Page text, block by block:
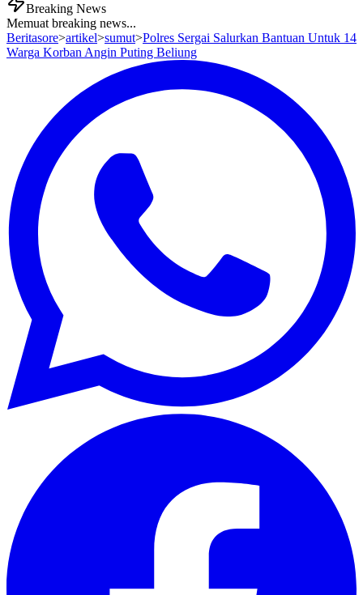
Breaking News
Memuat breaking news...
Beritasore>artikel>sumut>Polres Sergai Salurkan Bantuan Untuk 14
Warga Korban Angin Puting Beliung